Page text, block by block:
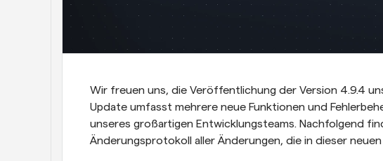
Wir freuen uns, die Veröffentlichung der Version 4.9.4
Update umfasst mehrere neue Funktionen und
unseres großartigen Entwicklungsteams. Nachfolgend
Änderungsprotokoll aller Änderungen, die in dieser